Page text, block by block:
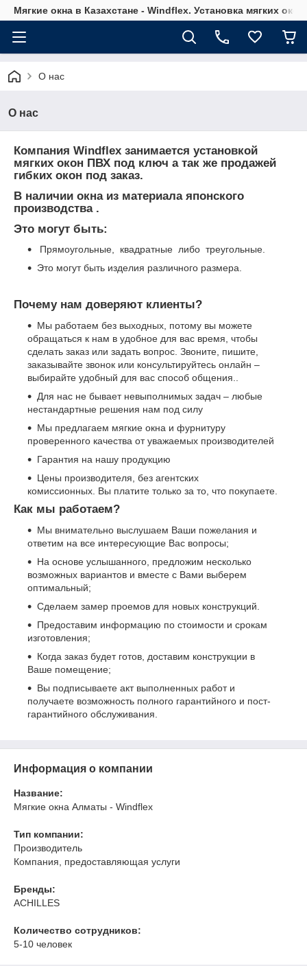
Мягкие окна в Казахстане - Windflex. Установка мягких
О нас
О нас
Компания Windflex занимается установкой
мягких окон ПВХ под ключ а так же продажей
гибких окон под заказ.
В наличии окна из материала японского
производства .
Это могут быть:
Прямоугольные, квадратные либо треугольные.
Это могут быть изделия различного размера.
Почему нам доверяют клиенты?
Мы работаем без выходных, потому вы можете
обращаться к нам в удобное для вас время, чтобы
сделать заказ или задать вопрос. Звоните, пишите,
заказывайте звонок или консультируйтесь онлайн –
выбирайте удобный для вас способ общения..
Для нас не бывает невыполнимых задач – любые
нестандартные решения нам под силу
Мы предлагаем мягкие окна и фурнитуру
проверенного качества от уважаемых производителей
Гарантия на нашу продукцию
Цены производителя, без агентских
комиссионных. Вы платите только за то, что покупаете.
Как мы работаем?
Мы внимательно выслушаем Ваши пожелания и
ответим на все интересующие Вас вопросы;
На основе услышанного, предложим несколько
возможных вариантов и вместе с Вами выберем
оптимальный;
Сделаем замер проемов для новых конструкций.
Предоставим информацию по стоимости и срокам
изготовления;
Когда заказ будет готов, доставим конструкции в
Ваше помещение;
Вы подписываете акт выполненных работ и
получаете возможность полного гарантийного и пост-
гарантийного обслуживания.
Информация о компании
Название:
Мягкие окна Алматы - Windflex
Тип компании:
Производитель
Компания, предоставляющая услуги
Бренды:
ACHILLES
Количество сотрудников:
5-10 человек